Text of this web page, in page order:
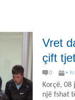
Vret
çift
0 •
Korçë, 08
një fshat